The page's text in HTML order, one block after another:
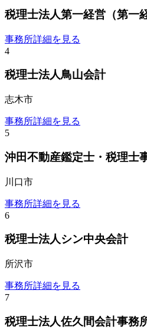
税理士法人第一経営（第一
事務所詳細を見る
4
税理士法人鳥山会計
志木市
事務所詳細を見る
5
沖田不動産鑑定士・税理士
川口市
事務所詳細を見る
6
税理士法人シン中央会計
所沢市
事務所詳細を見る
7
税理士法人佐久間会計事務